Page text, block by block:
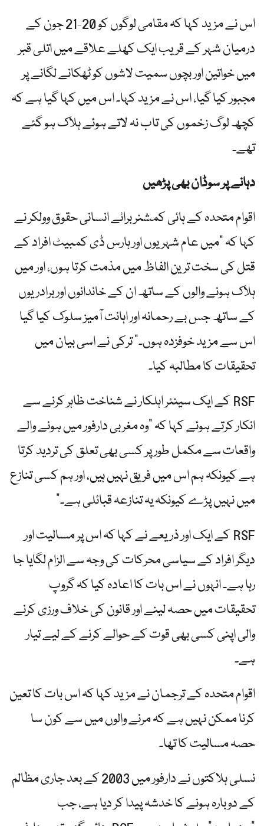
اس نے مزید کہا کہ مقامی لوگوں کو 20-21 جون کے
درمیان شہر کے قریب ایک کھلے علاقے میں اتلی قبر
میں خواتین اور بچوں سمیت لاشوں کو ٹھکانے لگانے پر
مجبور کیا گیا، اس نے مزید کہا۔ اس میں کہا گیا ہے کہ
کچھ لوگ زخموں کی تاب نہ لاتے ہوئے ہلاک ہو گئے
تھے۔
دہانے پر سوڈان بھی پڑھیں
اقوام متحدہ کے ہائی کمشنر برائے انسانی حقوق وولکر نے
کہا کہ "میں عام شہریوں اور ہارس ڈی کمبیٹ افراد کے
قتل کی سخت ترین الفاظ میں مذمت کرتا ہوں، اور میں
ہلاک ہونے والوں کے ساتھ ان کے خاندانوں اور برادریوں
کے ساتھ جس بے رحمانہ اور اہانت آمیز سلوک کیا گیا
اس سے مزید خوفزدہ ہوں۔” ترکی نے اسی بیان میں
تحقیقات کا مطالبہ کیا۔
RSF کے ایک سینئر اہلکار نے شناخت ظاہر کرنے سے
انکار کرتے ہوئے کہا کہ "وہ مغربی دارفور میں ہونے والے
واقعات سے مکمل طور پر کسی بھی تعلق کی تردید کرتا
ہے کیونکہ ہم اس میں فریق نہیں ہیں، اور ہم کسی تنازع
میں نہیں پڑے کیونکہ یہ تنازعہ قبائلی ہے۔”
RSF کے ایک اور ذریعے نے کہا کہ اس پر مسالیت اور
دیگر افراد کے سیاسی محرکات کی وجہ سے الزام لگایا جا
رہا ہے۔ انہوں نے اس بات کا اعادہ کیا کہ گروپ
تحقیقات میں حصہ لینے اور قانون کی خلاف ورزی کرنے
والی اپنی کسی بھی قوت کے حوالے کرنے کے لیے تیار
ہے۔
اقوام متحدہ کے ترجمان نے مزید کہا کہ اس بات کا تعین
کرنا ممکن نہیں ہے کہ مرنے والوں میں سے کون سا
حصہ مسالیت کا تھا۔
نسلی ہلاکتوں نے دارفور میں 2003 کے بعد جاری مظالم
کے دوبارہ ہونے کا خدشہ پیدا کر دیا ہے، جب